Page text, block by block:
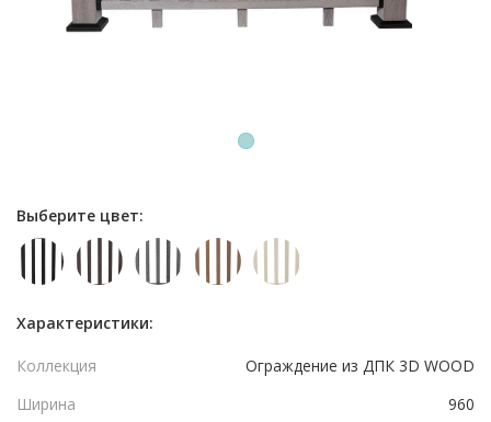
1
Выберите цвет:
Характеристики:
Коллекция
Ограждение из ДПК 3D WOOD
Ширина
960